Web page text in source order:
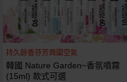
持久餘香芬芳周圍空氣
韓國 Nature Garden~香氛噴霧
(15ml) 款式可選